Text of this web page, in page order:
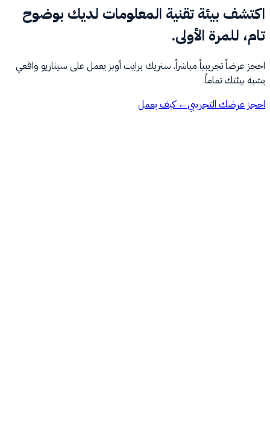
اكتشف بيئة تقنية المعلومات لديك بوضوح
تام، للمرة الأولى.
احجز عرضاً تجريبياً مباشراً. سنريك برايت أوبز يعمل على سيناريو واقعي
يشبه بيئتك تماماً.
احجز عرضك التجريبي← كيف يعمل